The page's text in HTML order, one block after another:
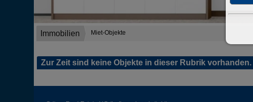
Immobilien Miet-Objekte
Zur Zeit sind keine Objekte in dieser Rubrik vorhanden.